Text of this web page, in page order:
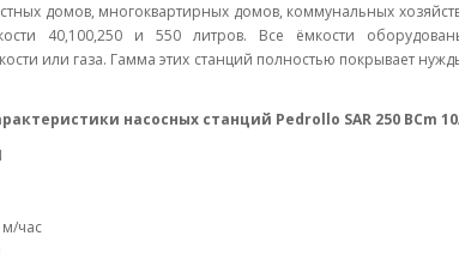
домов, многоквартирных домов, коммунальных
40,100,250 и 550 литров. Все ёмкости
или газа. Гамма этих станций полностью покрывает
насосных станций Pedrollo SAR 250 BCm
м/час